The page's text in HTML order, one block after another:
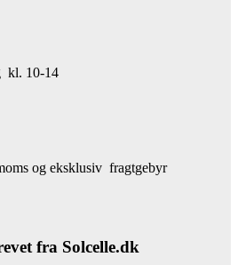
kl. 10-14
og eksklusiv fragtgebyr
fra Solcelle.dk